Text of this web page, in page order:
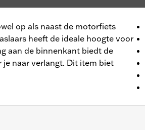
op als naast de motorfiets
heeft de ideale hoogte voor
aan de binnenkant biedt de
je naar verlangt. Dit item biet